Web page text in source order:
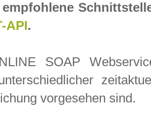
API.
SOAP
vorgesehen sind.